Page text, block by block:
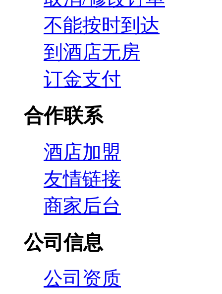
不能按时到达
到酒店无房
订金支付
合作联系
酒店加盟
友情链接
商家后台
公司信息
公司资质